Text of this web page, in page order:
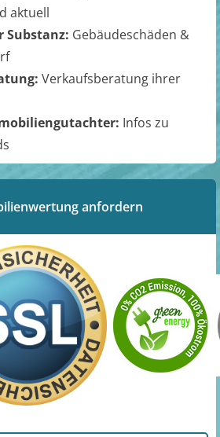
aktuell
Substanz: Gebäudeschäden &
Verkaufsberatung ihrer
Infos zu
anfordern